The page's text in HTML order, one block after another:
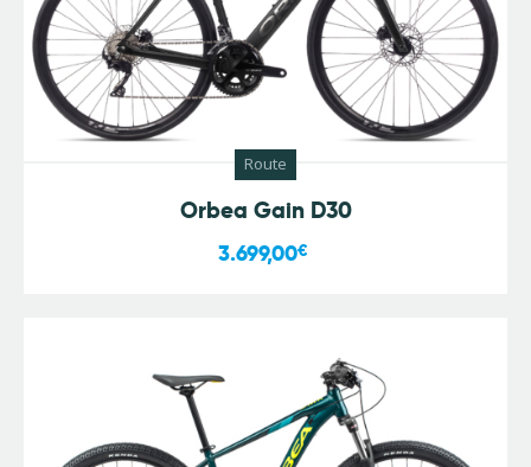
Route
Orbea Gain D30
3.699,00€